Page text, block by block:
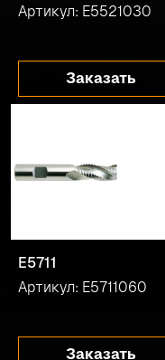
Артикул: E5521030
Заказать
E5711
Артикул: E5711060
Заказать